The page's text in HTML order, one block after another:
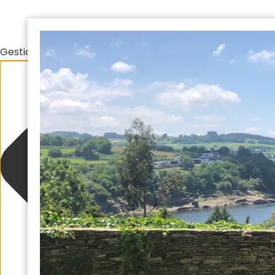
Gestionar el consentimiento de las cookies